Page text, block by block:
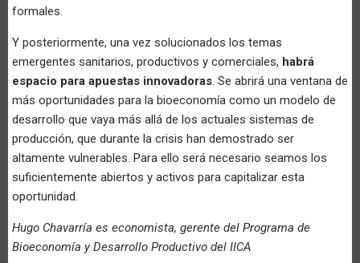
formales.
Y posteriormente, una vez solucionados los temas
emergentes sanitarios, productivos y comerciales, habrá
espacio para apuestas innovadoras. Se abrirá una ventana de
más oportunidades para la bioeconomía como un modelo de
desarrollo que vaya más allá de los actuales sistemas de
producción, que durante la crisis han demostrado ser
altamente vulnerables. Para ello será necesario seamos los
suficientemente abiertos y activos para capitalizar esta
oportunidad.
Hugo Chavarría es economista, gerente del Programa de
Bioeconomía y Desarrollo Productivo del IICA